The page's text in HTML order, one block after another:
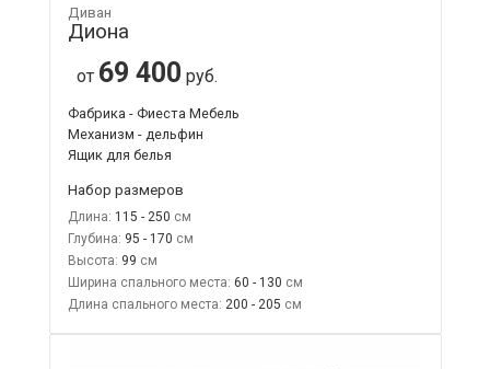
Диван
Диона
от 69 400 руб.
Фабрика - Фиеста Мебель
Механизм - дельфин
Ящик для белья
Набор размеров
Длина: 115 - 250
Глубина: 95 - 170
Высота: 99
Ширина спального места: 60 - 130
Длина спального места: 200 - 205